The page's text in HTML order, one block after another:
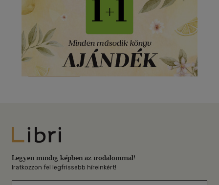
Libri
Legyen mindig képben az irodalommal!
Iratkozzon fel legfrissebb híreinkért!